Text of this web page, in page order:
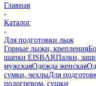
Главная
-
Каталог
-
Для подготовки лыж
Горные лыжи, крепления
шапки EISBARПалки,
мужскаяОдежда женская
сумки, чехлыДля
подогревом, сушки